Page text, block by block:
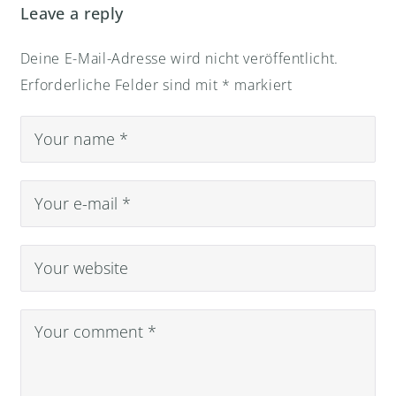
Leave a reply
Deine E-Mail-Adresse wird nicht veröffentlicht.
Erforderliche Felder sind mit * markiert